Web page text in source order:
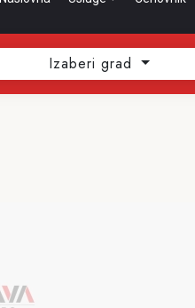
Izaberi grad